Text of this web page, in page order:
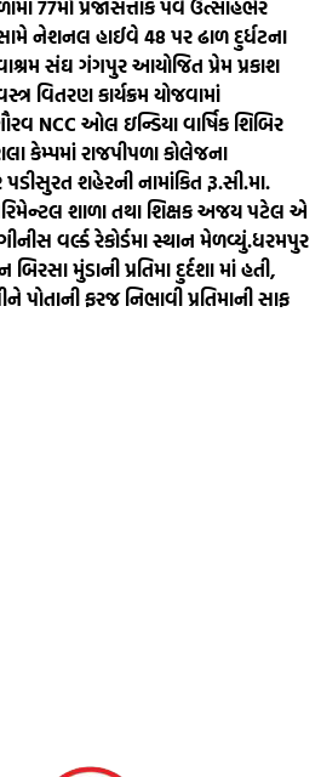
77મો પ્રજાસત્તાક પર્વ ઉત્સાહભેર
નેશનલ હાઈવે 48 પર ઢાળ દુર્ધટના
સંઘ ગંગપુર આયોજિત પ્રેમ પ્રકાશ
વિતરણ કાર્યક્રમ યોજવામાં
NCC ઓલ ઇન્ડિયા વાર્ષિક શિબિર
કેમ્પમાં રાજપીપળા કોલેજના
પડીસુરત શહેરની નામાંકિત રૂ.સી.મા.
શાળા તથા શિક્ષક અજય પટેલ એ
વર્લ્ડ રેકોર્ડમા સ્થાન મેળવ્યું.ધરમપુર
મુંડાની પ્રતિમા દુર્દશા માં હતી,
ફરજ નિભાવી પ્રતિમાની સાફ